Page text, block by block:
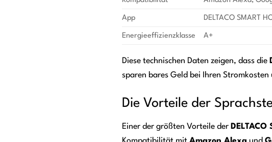
App DELTACO SMART
Energieeffizienzklasse A+
Diese technischen Daten zeigen, dass die
sparen bares Geld bei Ihren
Die Vorteile der
Einer der größten Vorteile der